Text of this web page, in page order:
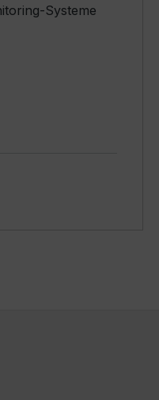
Systeme